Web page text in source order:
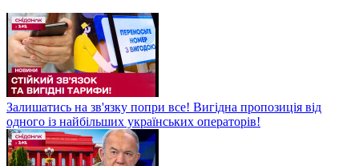
Залишатись на зв'язку попри все! Вигідна пропозиція від
одного із найбільших українських операторів!